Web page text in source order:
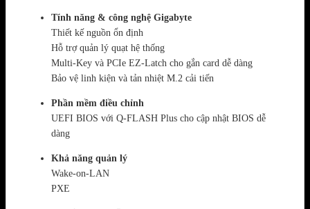
Tính năng & công nghệ Gigabyte
Thiết kế nguồn ổn định
Hỗ trợ quản lý quạt hệ thống
Multi‑Key và PCIe EZ‑Latch cho gắn card dễ dàng
Bảo vệ linh kiện và tản nhiệt M.2 cải tiến
Phần mềm điều chỉnh
UEFI BIOS với Q‑FLASH Plus cho cập nhật BIOS dễ
dàng
Khả năng quản lý
Wake‑on‑LAN
PXE